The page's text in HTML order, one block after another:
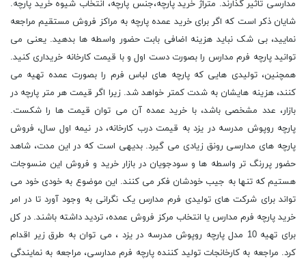
مدارسی تاثیر گذارند. متراژ خرید پارچه،جنس پارچه، انتخاب شیوه خرید پارچه.
شایان ذکر است که اگر برای خرید عمده پارچه به مراکز فروش مستقیم مراجعه
نمایید، بی شک نباید هزینه اضافی بابت حضور واسطه ها بدهید. یعنی می
توانید پارچه فرم مدارس را بصورت دست اول و با قیمت کارخانه خریداری کنید.
همچنین، تولیدی هایی که پارچه های لباس فرم را بصورت عمده تهیه می
کنند، هزینه هایشان به شدت کمتر خواهد شد. زیرا اگر قیمت هر متر پارچه در
بازار، عدد مشخصی باشد، با خرید عمده آن می توان قیمت ها را شکست.
پارچه روپوش مدرسه در یزد به قیمت درب کارخانه، در نیمه اول سال، فروش
پارچه های مدارسی رونق زیادی می گیرد. بدیهی است که در این مدت، شاهد
حضور پررنگ تر واسطه ها و سودجویان در بازار خرید و فروش این منسوجات
هستیم که تنها به جیب خودشان فکر می کنند. این موضوع به خودی خود می
تواند برای شرکت های تولیدی فرم مدارس یک نگرانی به وجود آورد تا در امر
خرید پارچه فرم مدارس یا انتخاب مرکز فروش عمده، تردید داشته باشند. در کل
برای تهیه 10 مدل پارچه روپوش مدرسه در یزد ، می توان به طرق زیر اقدام
کرد. مراجعه به کارخانجات تولید کننده پارچه فرم مدارسی، مراجعه به نمایندگی